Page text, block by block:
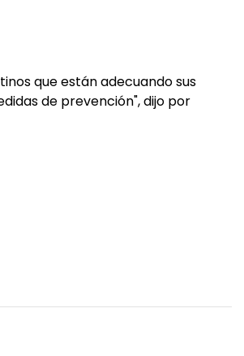
que están adecuando sus
de prevención", dijo por